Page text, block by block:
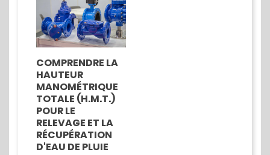
COMPRENDRE LA
HAUTEUR
MANOMÉTRIQUE
TOTALE (H.M.T.)
POUR LE
RELEVAGE ET LA
RÉCUPÉRATION
D'EAU DE PLUIE